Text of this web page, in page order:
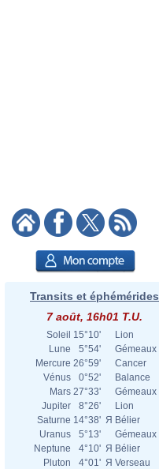
Transits et éphémérides
7 août, 16h01 T.U.
Soleil 15°10'
Lion
Lune
5°54'
Gémeaux
Mercure 26°59'
Cancer
Vénus
0°52'
Balance
Mars 27°33'
Gémeaux
Jupiter
8°26'
Lion
Saturne 14°38' Я Bélier
Uranus
5°13'
Gémeaux
Neptune
4°10' Я Bélier
Pluton
4°01' Я Verseau